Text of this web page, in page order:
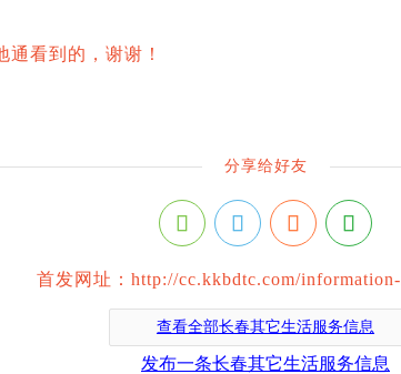
看到的，谢谢！
分享给好友
首发网址：http://cc.kkbdtc.com/
查看全部长春其它生活服务信息
发布一条长春其它生活服务信息